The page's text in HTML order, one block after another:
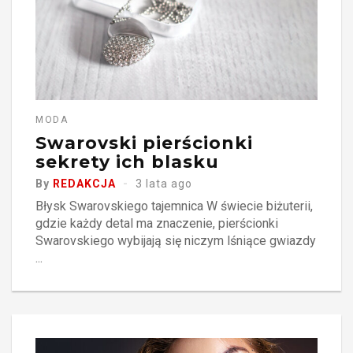
MODA
Swarovski pierścionki
sekrety ich blasku
By REDAKCJA 3 lata ago
Błysk Swarovskiego tajemnica W świecie biżuterii,
gdzie każdy detal ma znaczenie, pierścionki
Swarovskiego wybijają się niczym lśniące gwiazdy
...